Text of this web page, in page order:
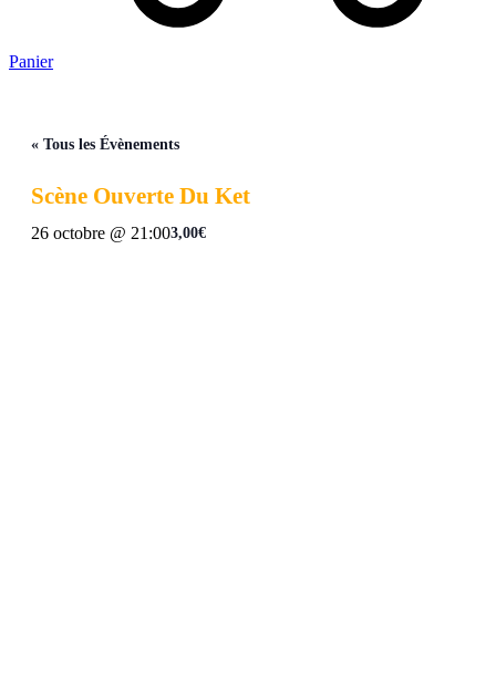
Panier
« Tous les Évènements
Scène Ouverte Du Ket
26 octobre @ 21:003,00€